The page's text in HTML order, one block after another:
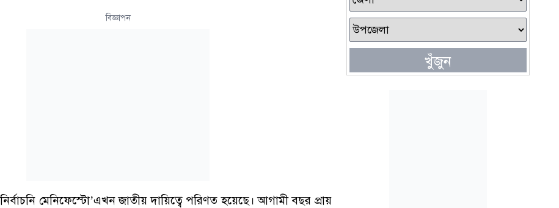
বিজ্ঞাপন
মেনিফেস্টো’এখন জাতীয় দায়িত্বে পরিণত হয়েছে। আগামী বছর প্রায়
খুঁজুন